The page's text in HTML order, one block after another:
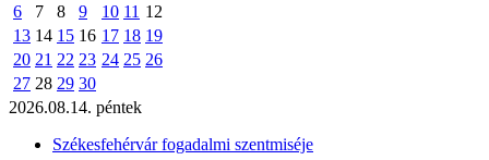
6
7 8 9 10 11 12
13 14 15 16 17 18 19
20 21 22 23 24 25 26
27 28 29 30
2026.08.14. péntek
Székesfehérvár fogadalmi szentmiséje